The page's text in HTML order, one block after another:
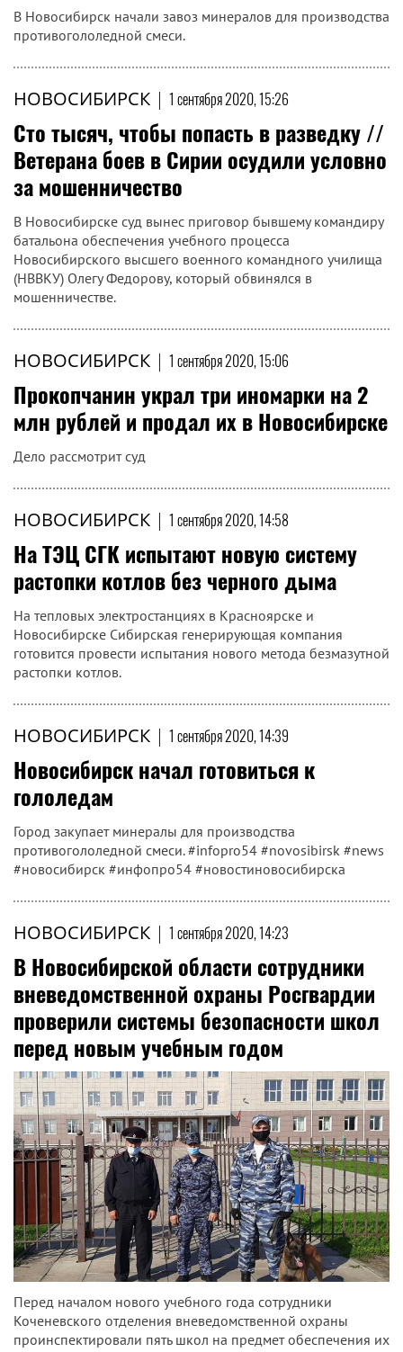
В Новосибирск начали завоз минералов для производства
противогололедной смеси.
НОВОСИБИРСК | 1 сентября 2020, 15:26
Сто тысяч, чтобы попасть в разведку //
Ветерана боев в Сирии осудили условно
за мошенничество
В Новосибирске суд вынес приговор бывшему командиру
батальона обеспечения учебного процесса
Новосибирского высшего военного командного училища
(НВВКУ) Олегу Федорову, который обвинялся в
мошенничестве.
НОВОСИБИРСК | 1 сентября 2020, 15:06
Прокопчанин украл три иномарки на 2
млн рублей и продал их в Новосибирске
Дело рассмотрит суд
НОВОСИБИРСК | 1 сентября 2020, 14:58
На ТЭЦ СГК испытают новую систему
растопки котлов без черного дыма
На тепловых электростанциях в Красноярске и
Новосибирске Сибирская генерирующая компания
готовится провести испытания нового метода безмазутной
растопки котлов.
НОВОСИБИРСК | 1 сентября 2020, 14:39
Новосибирск начал готовиться к
гололедам
Город закупает минералы для производства
противогололедной смеси. #infopro54 #novosibirsk #news
#новосибирск #инфопро54 #новостиновосибирска
НОВОСИБИРСК | 1 сентября 2020, 14:23
В Новосибирской области сотрудники
вневедомственной охраны Росгвардии
проверили системы безопасности школ
перед новым учебным годом
Перед началом нового учебного года сотрудники
Коченевского отделения вневедомственной охраны
проинспектировали пять школ на предмет обеспечения их